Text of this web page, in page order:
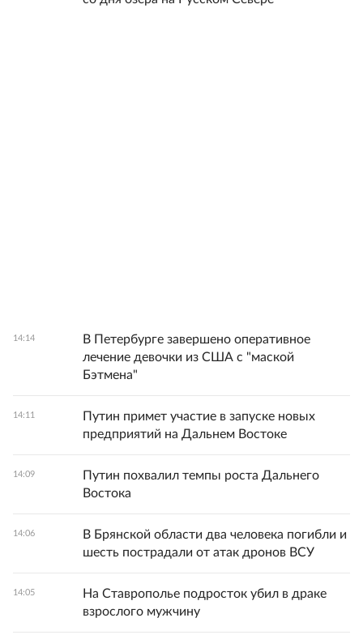
14:14
В Петербурге завершено оперативное
лечение девочки из США с "маской
Бэтмена"
14:11
Путин примет участие в запуске новых
предприятий на Дальнем Востоке
14:09
Путин похвалил темпы роста Дальнего
Востока
14:06
В Брянской области два человека погибли и
шесть пострадали от атак дронов ВСУ
14:05
На Ставрополье подросток убил в драке
взрослого мужчину